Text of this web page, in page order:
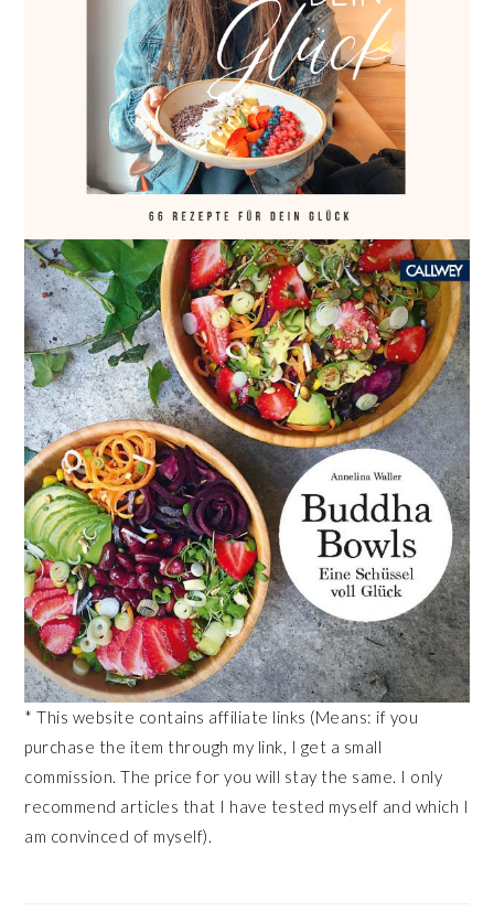
* This website contains affiliate links (Means: if you
purchase the item through my link, I get a small
commission. The price for you will stay the same. I only
recommend articles that I have tested myself and which I
am convinced of myself).